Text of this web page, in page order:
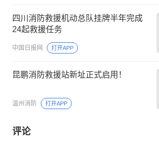
四川消防救援机动总队挂牌半年完成
24起救援任务
中国日报网 打开APP
昆鹏消防救援站新址正式启用！
温州消防 打开APP
评论